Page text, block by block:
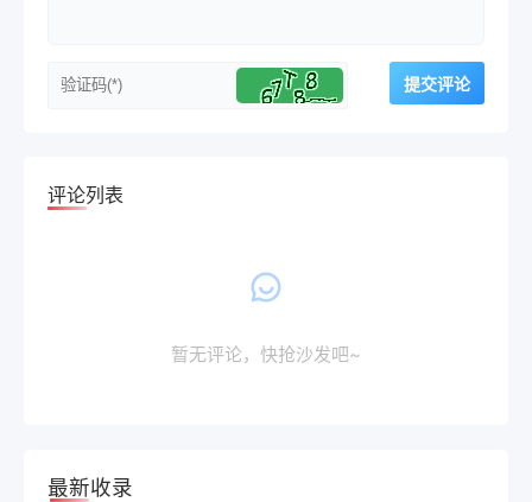
评论列表
暂无评论，快抢沙发吧~
最新收录